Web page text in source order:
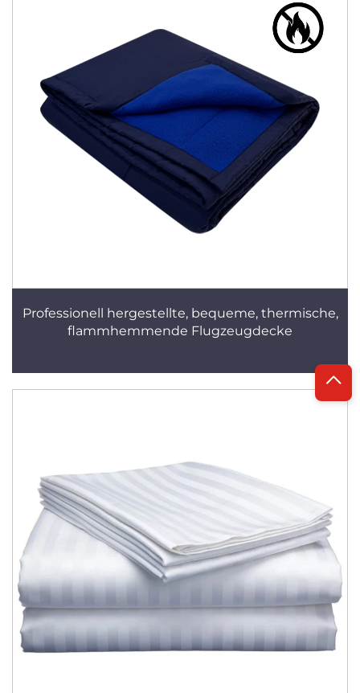
Professionell hergestellte, bequeme, thermische,
flammhemmende Flugzeugdecke